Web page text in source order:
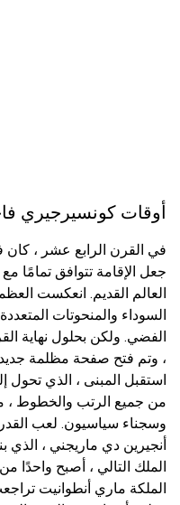
أوقات كونسيرجيري
في القرن الرابع عشر ،
جعل الإقامة تتوافق تمامًا
العالم القديم. انعكست
السوداء والمنحوتات
الفضي. ولكن بحلول نهاية
، وتم فتح صفحة مظلمة
استقبل المبنى ، الذي
من جميع الرتب والخطوط ،
وسجناء سياسيون. لعب
أنجيرين دي ماريجني ،
الملك التالي ، أصبح واحدًا
الملكة ماري أنطوانيت